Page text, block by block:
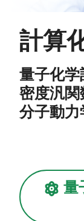
計算
量子化学
密度汎関
分子動
量